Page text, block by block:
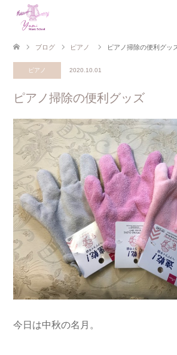
ブログ ピアノ ピアノ掃除の便利グッ
ピアノ 2020.10.01
ピアノ掃除の便利グッズ
今日は中秋の名月。